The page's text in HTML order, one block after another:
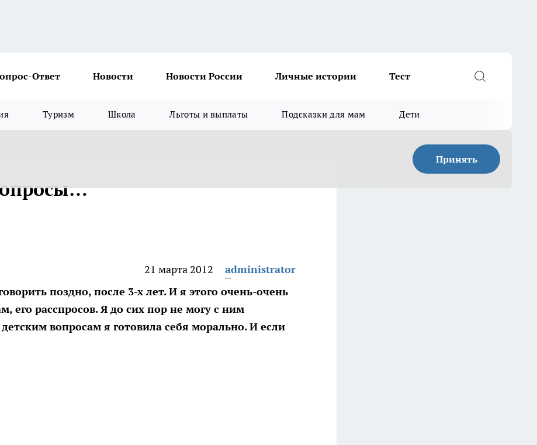
Ответ Новости Новости России Личные истории Тест
Туризм Школа Льготы и выплаты Подсказки для мам Дети
Принять
21 марта 2012
administrator
поздно, после 3-х лет. И я этого очень-очень
его расспросов. Я до сих пор не могу с ним
вопросам я готовила себя морально. И если